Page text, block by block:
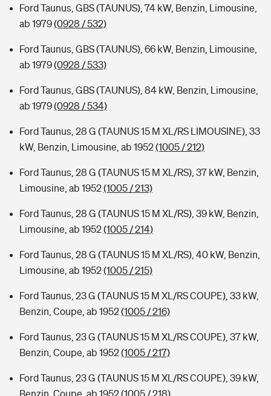
Ford Taunus, GBS (TAUNUS), 74 kW, Benzin, Limousine,
ab 1979(0928 / 532)
Ford Taunus, GBS (TAUNUS), 66 kW, Benzin, Limousine,
ab 1979(0928 / 533)
Ford Taunus, GBS (TAUNUS), 84 kW, Benzin, Limousine,
ab 1979(0928 / 534)
Ford Taunus, 28 G (TAUNUS 15 M XL/RS LIMOUSINE), 33
kW, Benzin, Limousine, ab 1952(1005 / 212)
Ford Taunus, 28 G (TAUNUS 15 M XL/RS), 37 kW, Benzin,
Limousine, ab 1952(1005 / 213)
Ford Taunus, 28 G (TAUNUS 15 M XL/RS), 39 kW, Benzin,
Limousine, ab 1952(1005 / 214)
Ford Taunus, 28 G (TAUNUS 15 M XL/RS), 40 kW, Benzin,
Limousine, ab 1952(1005 / 215)
Ford Taunus, 23 G (TAUNUS 15 M XL/RS COUPE), 33 kW,
Benzin, Coupe, ab 1952(1005 / 216)
Ford Taunus, 23 G (TAUNUS 15 M XL/RS COUPE), 37 kW,
Benzin, Coupe, ab 1952(1005 / 217)
Ford Taunus, 23 G (TAUNUS 15 M XL/RS COUPE), 39 kW,
Benzin, Coupe, ab 1952(1005 / 218)